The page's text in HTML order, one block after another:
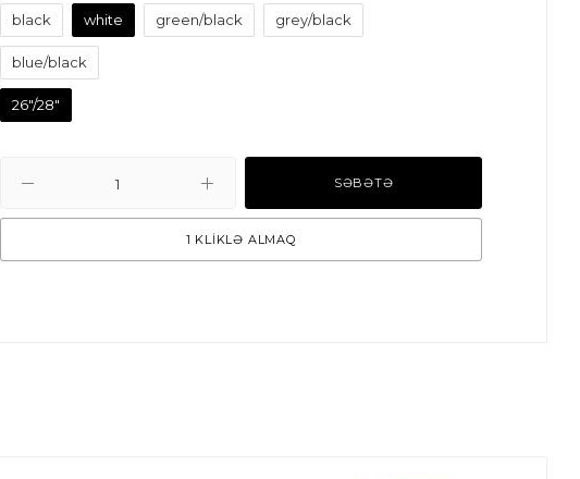
black white green/black grey/black
blue/black
26"/28"
SƏBƏTƏ
1 KLİKLƏ ALMAQ